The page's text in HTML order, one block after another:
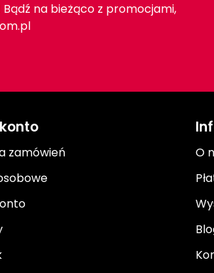
Bądź na bieżąco z promocjami,
zamówień
O